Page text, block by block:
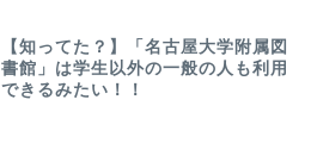
【知ってた？】「名古屋大学附属図
書館」は学生以外の一般の人も利用
できるみたい！！